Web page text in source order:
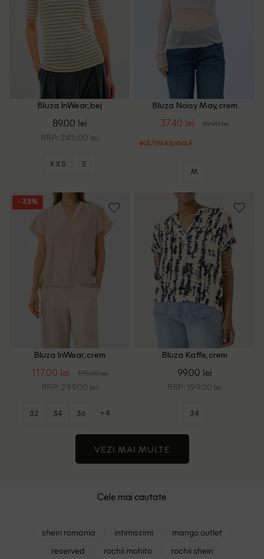
Bluza InWear, bej
89.00 lei
RRP: 245.00 lei
XXS S
Bluza Noisy May, crem
37.40 lei 59.90 lei
ULTIMA ȘANSĂ
M
- 33%
Bluza InWear, crem
117.00 lei 175.00 lei
RRP: 299.00 lei
32 34 36 +4
Bluza Kaffe, crem
99.00 lei
RRP: 199.00 lei
34
VEZI MAI MULTE
Cele mai cautate
shein romania intimissimi
mango outlet
reserved
rochii mohito
rochii shein